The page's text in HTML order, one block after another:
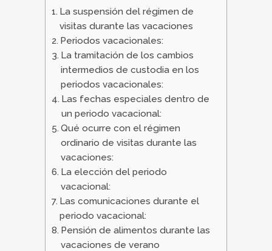
La suspensión del régimen de
visitas durante las vacaciones
Periodos vacacionales:
La tramitación de los cambios
intermedios de custodia en los
periodos vacacionales:
Las fechas especiales dentro de
un periodo vacacional:
Qué ocurre con el régimen
ordinario de visitas durante las
vacaciones:
La elección del periodo
vacacional:
Las comunicaciones durante el
periodo vacacional:
Pensión de alimentos durante las
vacaciones de verano